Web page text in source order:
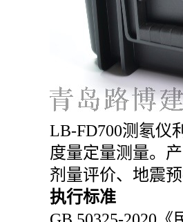
LB-FD700测氡仪
度量定量测量。
剂量评价、地震
执行标准